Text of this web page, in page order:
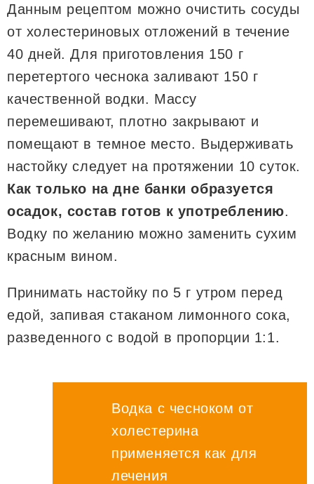
Данным рецептом можно очистить сосуды
от холестериновых отложений в течение
40 дней. Для приготовления 150 г
перетертого чеснока заливают 150 г
качественной водки. Массу
перемешивают, плотно закрывают и
помещают в темное место. Выдерживать
настойку следует на протяжении 10 суток.
Как только на дне банки образуется
осадок, состав готов к употреблению.
Водку по желанию можно заменить сухим
красным вином.
Принимать настойку по 5 г утром перед
едой, запивая стаканом лимонного сока,
разведенного с водой в пропорции 1:1.
Водка с чесноком от
холестерина
применяется как для
лечения